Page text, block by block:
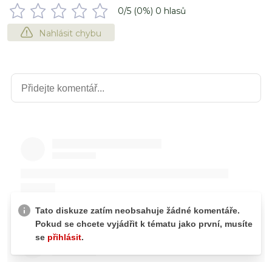
0/5 (0%) 0 hlasů
Nahlásit chybu